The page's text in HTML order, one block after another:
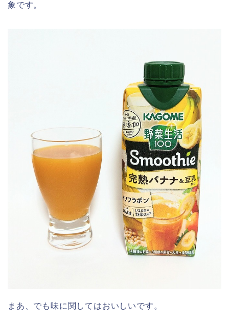
象です。
まあ、でも味に関してはおいしいです。